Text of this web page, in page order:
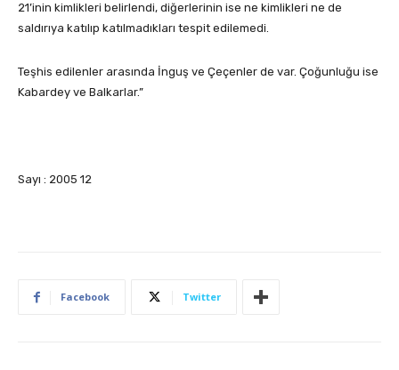
21’inin kimlikleri belirlendi, diğerlerinin ise ne kimlikleri ne de
saldırıya katılıp katılmadıkları tespit edilemedi.
Teşhis edilenler arasında İnguş ve Çeçenler de var. Çoğunluğu ise
Kabardey ve Balkarlar.”
Sayı : 2005 12
Facebook Twitter